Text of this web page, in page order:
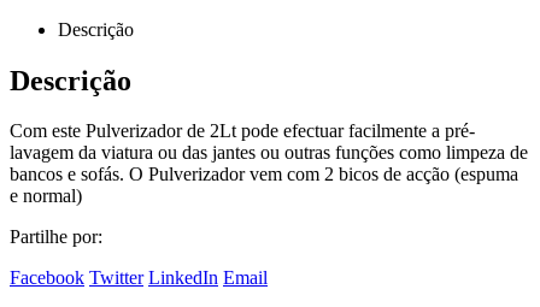
Descrição
Descrição
Com este Pulverizador de 2Lt pode efectuar facilmente a pré-
lavagem da viatura ou das jantes ou outras funções como limpeza de
bancos e sofás. O Pulverizador vem com 2 bicos de acção (espuma
e normal)
Partilhe por:
Facebook Twitter LinkedIn Email